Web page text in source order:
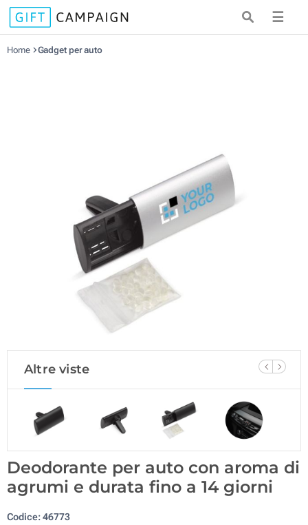
☰
Home Gadget per auto
Altre viste
Deodorante per auto con aroma di
agrumi e durata fino a 14 giorni
Codice:46773